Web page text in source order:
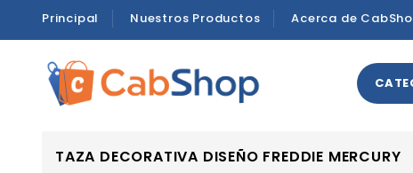
Principal Nuestros Productos Acerca de
TAZA DECORATIVA DISEÑO FREDDIE MERCURY